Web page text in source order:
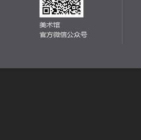
美术馆
官方微信公众号